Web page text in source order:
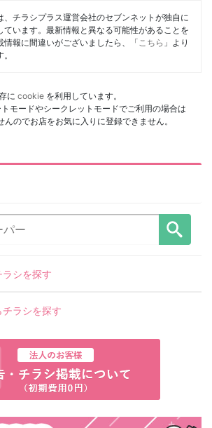
、チラシプラス運営会社のセブンネットが独自に
ています。最新情報と異なる可能性があることを
情報に間違いがございましたら、「 こちら 」より
に cookie を利用しています。
モードやシークレットモードでご利用の場合は
のでお店をお気に入りに登録できません。
シを探す
ラシを探す